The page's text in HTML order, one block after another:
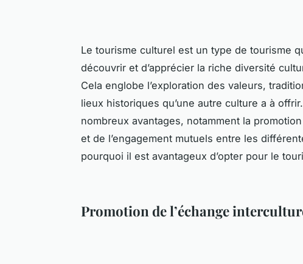
Le tourisme culturel est un type de tourisme
découvrir et d’apprécier la riche diversité
Cela englobe l’exploration des valeurs,
lieux historiques qu’une autre culture a à
nombreux avantages, notamment la
et de l’engagement mutuels entre les
pourquoi il est avantageux d’opter pour le
Promotion de l’échange